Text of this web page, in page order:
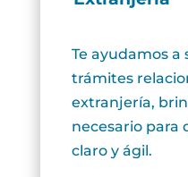
Te ayudamos a
trámites
extranjería,
necesario para
claro y ágil.